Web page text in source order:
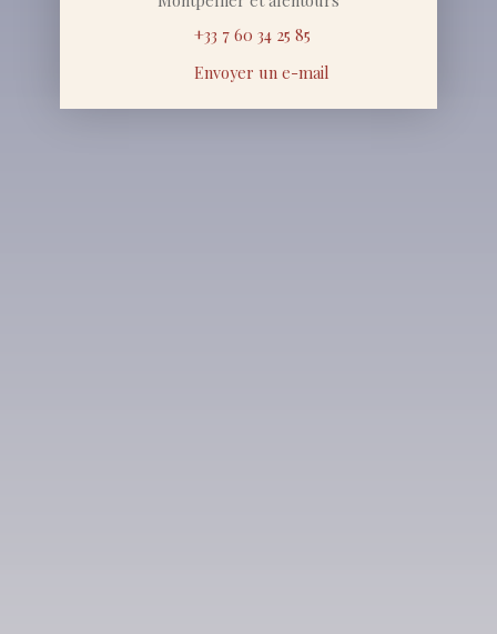
+33 7 60 34 25 85
Envoyer un e-mail